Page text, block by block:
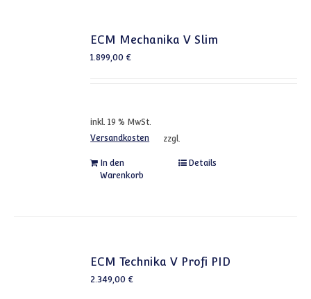
ECM Mechanika V Slim
1.899,00€
inkl. 19 % MwSt.
zzgl.
Versandkosten
In den
Warenkorb
Details
ECM Technika V Profi PID
2.349,00€